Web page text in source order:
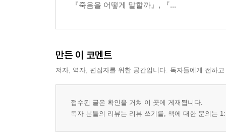
아이는 아픔 안에 빠져 익사한다 276
아이는 아픔을 표현하지 못한다_아이가 아직 아
발표 지면 296
『죽음을 어떻게 말할까』, 『...
만든 이 코멘트
저자, 역자, 편집자를 위한 공간입니다. 독자들에게 전하
접수된 글은 확인을 거쳐 이 곳에 게재됩니다.
독자 분들의 리뷰는 리뷰 쓰기를, 책에 대한 문의는